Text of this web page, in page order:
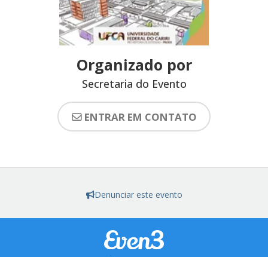
Organizado por
Secretaria do Evento
ENTRAR EM CONTATO
Denunciar este evento